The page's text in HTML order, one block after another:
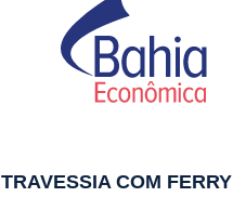
TRAVESSIA COM FERRY